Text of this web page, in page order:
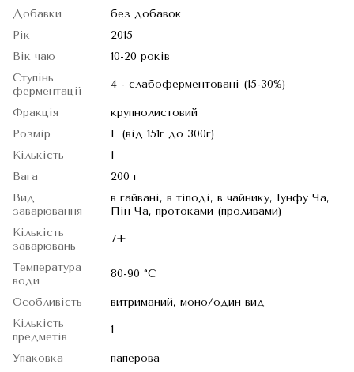
Добавки
без добавок
Рік
2015
Вік чаю
10-20 років
Ступінь
ферментації
4 - слабоферментовані (15-30%)
Фракція
крупнолистовий
Розмір
L (від 151г до 300г)
Кількість
1
Вага
200 г
Вид
заварювання
в гайвані, в тіподі, в чайнику, Гунфу Ча,
Пін Ча, протоками (проливами)
Кількість
заварювань
7+
Температура
води
80-90 °C
Особливість
витриманий, моно/один вид
Кількість
предметів
1
Упаковка
паперова